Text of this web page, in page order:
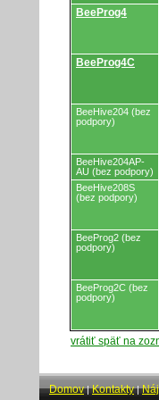
BeeProg4
BeeProg4C
BeeHive204 (bez
podpory)
BeeHive204AP-
AU (bez podpory)
BeeHive208S
(bez podpory)
BeeProg2 (bez
podpory)
BeeProg2C (bez
podpory)
vrátiť späť na
Domov|Kontakty|